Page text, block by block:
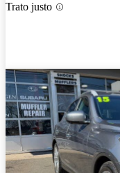
Trato justo